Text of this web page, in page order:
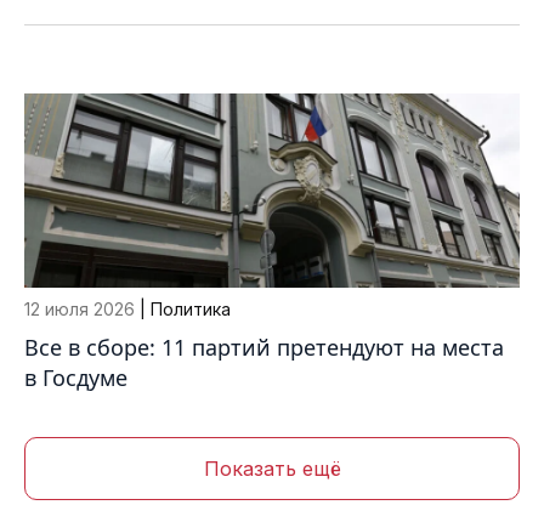
12 июля 2026 | Политика
Все в сборе: 11 партий претендуют на места
в Госдуме
Показать ещё